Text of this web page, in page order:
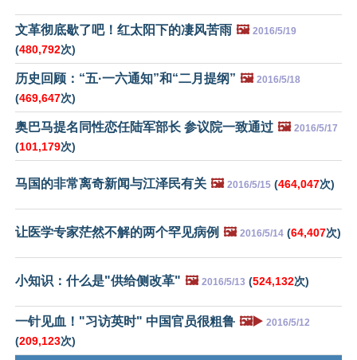
文革彻底歇了吧！红太阳下的凄风苦雨 🖼️ 2016/5/19
(480,792次)
历史回顾：“五·一六通知”和“二月提纲” 🖼️ 2016/5/18
(469,647次)
奥巴马提名同性恋任陆军部长 参议院一致通过 🖼️ 2016/5/17
(101,179次)
马国的非常离奇新闻与江泽民有关 🖼️ 2016/5/15 (464,047次)
让医学专家茫然不解的两个罕见病例 🖼️ 2016/5/14 (64,407次)
小知识：什么是"供给侧改革" 🖼️ 2016/5/13 (524,132次)
一针见血！"习访英时" 中国官员很粗鲁 🖼️▶️ 2016/5/12
(209,123次)